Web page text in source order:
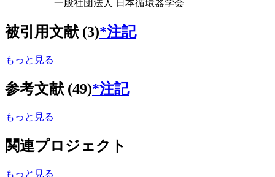
一般社団法人 日本循環器学会
被引用文献 (3)*注記
もっと見る
参考文献 (49)*注記
もっと見る
関連プロジェクト
もっと見る